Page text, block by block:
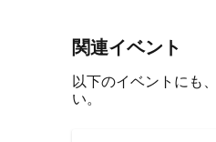
関連イベント
以下のイベントにも
い。